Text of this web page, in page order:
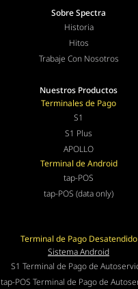
Sobre Spectra
Historia
Hitos
Trabaje Con Nosotros
Nuestros Productos
Terminales de Pago
S1
S1 Plus
APOLLO
Terminal de Android
tap-POS
tap-POS (data only)
Terminal de Pago Desatendido
Sistema Android
S1 Terminal de Pago de
tap-POS Terminal de Pago de